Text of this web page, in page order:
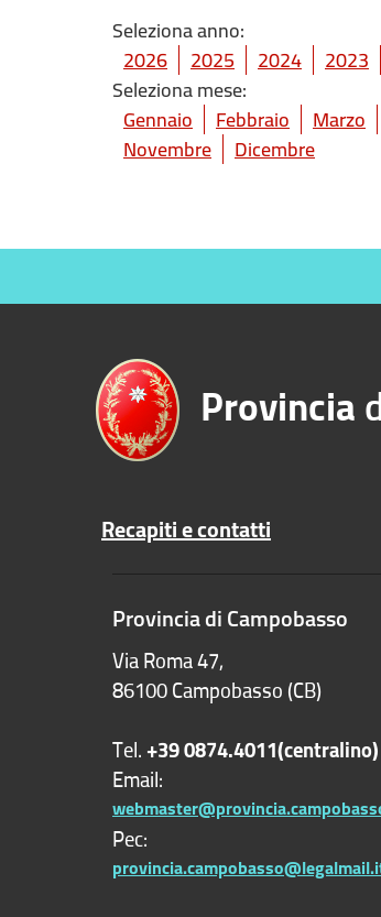
Seleziona anno:
2026
2025 2024 2023
Seleziona mese:
Gennaio
Febbraio Marzo
Novembre
Dicembre
Provincia
Recapiti e contatti
Provincia di Campobasso
Via Roma 47,
86100 Campobasso (CB)
Tel.+39 0874.4011(centralino)
Email:
Pec: